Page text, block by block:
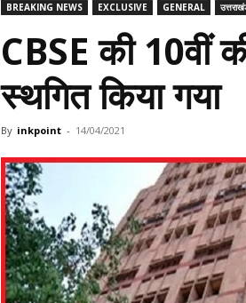
BREAKING NEWS EXCLUSIVE GENERAL
CBSE की 10वीं की
स्थगित किया गया
By inkpoint - 14/04/2021